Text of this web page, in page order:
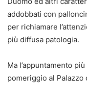
addobbati con
per richiamare
più diffusa patologia.
Ma l’appuntamento
pomeriggio al Palazzo